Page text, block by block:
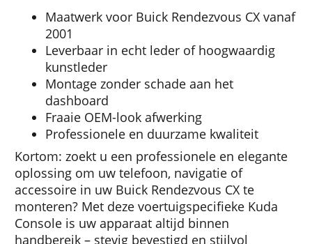
Maatwerk voor Buick Rendezvous CX vanaf
2001
Leverbaar in echt leder of hoogwaardig
kunstleder
Montage zonder schade aan het
dashboard
Fraaie OEM-look afwerking
Professionele en duurzame kwaliteit
Kortom: zoekt u een professionele en elegante
oplossing om uw telefoon, navigatie of
accessoire in uw Buick Rendezvous CX te
monteren? Met deze voertuigspecifieke Kuda
Console is uw apparaat altijd binnen
handbereik – stevig bevestigd en stijlvol